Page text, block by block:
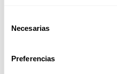
Necesarias
Preferencias
qualquer celebração que exija
acaso que são os preferidos
Apaixonar-se-á pelas saias
, pelas costas